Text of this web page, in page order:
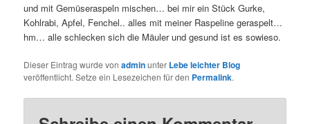
und mit Gemüseraspeln mischen… bei mir ein Stück Gurke,
Kohlrabi, Apfel, Fenchel.. alles mit meiner Raspeline geraspelt…
hm… alle schlecken sich die Mäuler und gesund ist es sowieso.
Dieser Eintrag wurde vonadminunter Lebe leichter Blog
veröffentlicht. Setze ein Lesezeichen für den Permalink.